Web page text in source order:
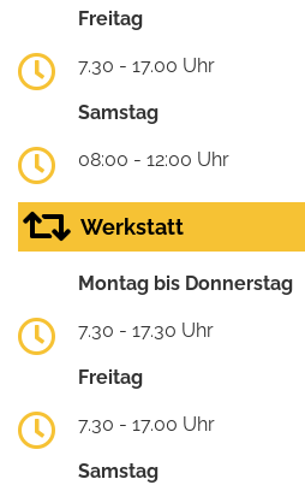
Freitag
7.30 - 17.00 Uhr
Samstag
08:00 - 12:00 Uhr
Werkstatt
Montag bis Donnerstag
7.30 - 17.30 Uhr
Freitag
7.30 - 17.00 Uhr
Samstag